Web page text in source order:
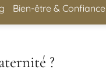
Bien-être & Confiance
?